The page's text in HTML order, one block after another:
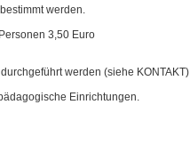
werden.
3,50 Euro
werden (siehe KONTAKT)
Einrichtungen.